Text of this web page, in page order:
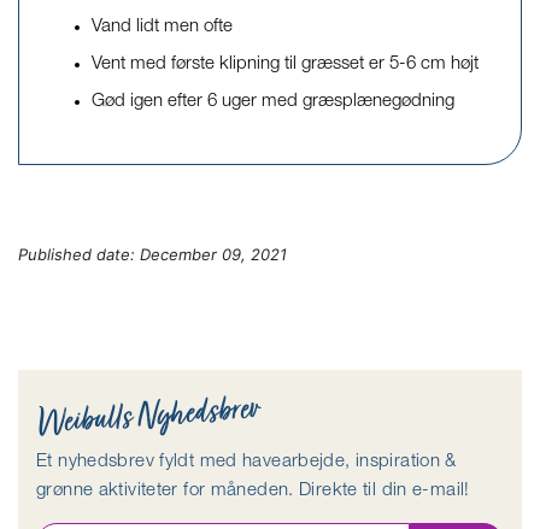
Vand lidt men ofte
Vent med første klipning til græsset er 5-6 cm højt
Gød igen efter 6 uger med græsplænegødning
Weibulls Nyhedsbrev
Et nyhedsbrev fyldt med havearbejde, inspiration &
grønne aktiviteter for måneden. Direkte til din e-mail!
Published date: December 09, 2021